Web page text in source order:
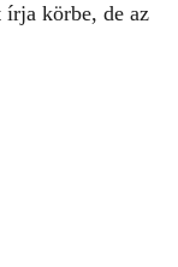
írja körbe, de az